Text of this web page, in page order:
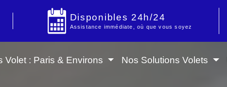
Disponibles 24h/24
Assistance immédiate, où que vous soyez
Volet : Paris & Environs Nos Solutions Volets